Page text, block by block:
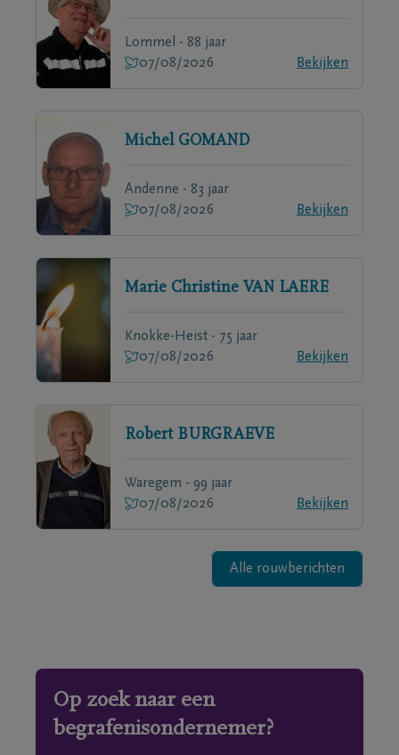
Lommel - 88 jaar
07/08/2026
Bekijken
Michel GOMAND
Andenne - 83 jaar
07/08/2026
Bekijken
Marie Christine VAN LAERE
Knokke-Heist - 75 jaar
07/08/2026
Bekijken
Robert BURGRAEVE
Waregem - 99 jaar
07/08/2026
Bekijken
Alle rouwberichten
Op zoek naar een
begrafenisondernemer?